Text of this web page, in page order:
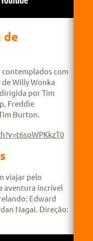
de
contemplados com
Willy Wonka
por Tim
Freddie
Burton.
viajar pelo
aventura incrível
Edward
Nagai. Direção: